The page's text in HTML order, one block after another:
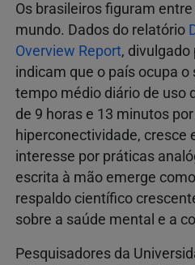
Os brasileiros figuram
mundo. Dados do relatório
Overview Report, divulgado
indicam que o país ocupa o
tempo médio diário de uso
de 9 horas e 13 minutos
hiperconectividade, cresce
interesse por práticas
escrita à mão emerge
respaldo científico
sobre a saúde mental e a
Pesquisadores da